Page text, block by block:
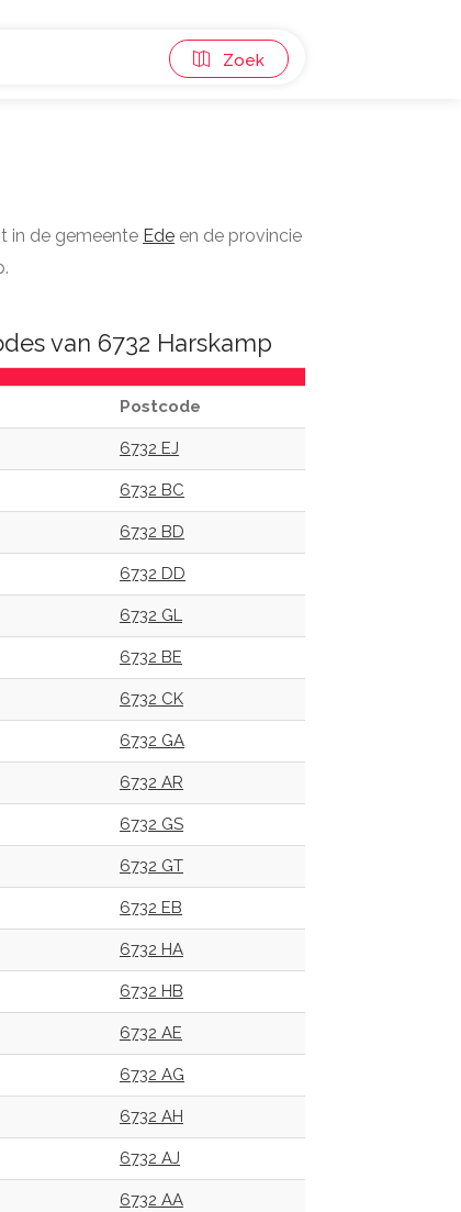
Zoek
in de gemeente Ede en de provincie
van 6732 Harskamp
Postcode
6732 EJ
6732 BC
6732 BD
6732 DD
6732 GL
6732 BE
6732 CK
6732 GA
6732 AR
6732 GS
6732 GT
6732 EB
6732 HA
6732 HB
6732 AE
6732 AG
6732 AH
6732 AJ
6732 AA